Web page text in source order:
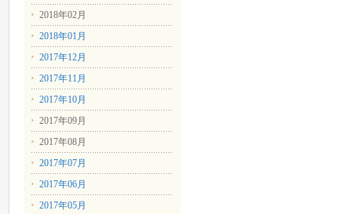
2018年02月
2018年01月
2017年12月
2017年11月
2017年10月
2017年09月
2017年08月
2017年07月
2017年06月
2017年05月